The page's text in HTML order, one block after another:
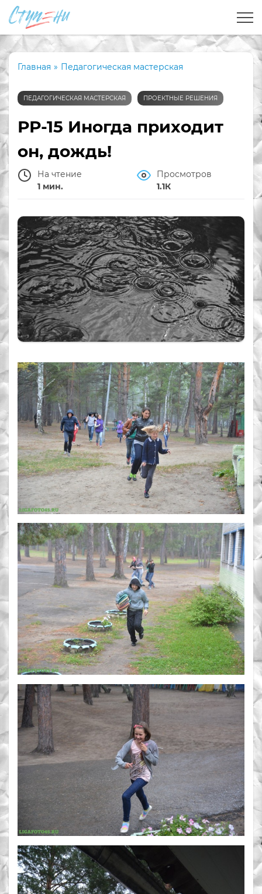
Главная » Педагогическая мастерская
ПЕДАГОГИЧЕСКАЯ МАСТЕРСКАЯ ПРОЕКТНЫЕ РЕШЕНИЯ
РР-15 Иногда приходит
он, дождь!
На чтение
1 мин.
Просмотров
1.1К